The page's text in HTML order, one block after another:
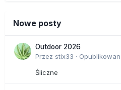
Nowe posty
Outdoor 2026
Przez stix33 ·
Śliczne